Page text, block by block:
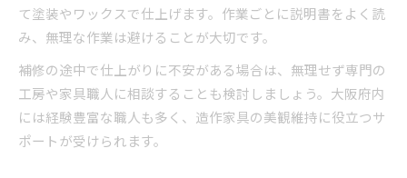
て塗装やワックスで仕上げます。作業ごとに説明書をよく読
み、無理な作業は避けることが大切です。
補修の途中で仕上がりに不安がある場合は、無理せず専門の
工房や家具職人に相談することも検討しましょう。大阪府内
には経験豊富な職人も多く、造作家具の美観維持に役立つサ
ポートが受けられます。